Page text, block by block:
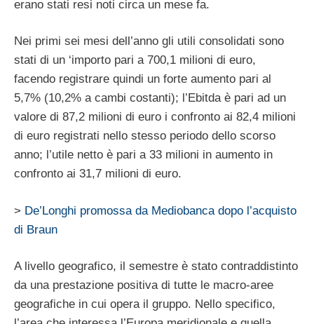
erano stati resi noti circa un mese fa.
Nei primi sei mesi dell’anno gli utili consolidati sono
stati di un ‘importo pari a 700,1 milioni di euro,
facendo registrare quindi un forte aumento pari al
5,7% (10,2% a cambi costanti); l’Ebitda è pari ad un
valore di 87,2 milioni di euro i confronto ai 82,4 milioni
di euro registrati nello stesso periodo dello scorso
anno; l’utile netto è pari a 33 milioni in aumento in
confronto ai 31,7 milioni di euro.
> De’Longhi promossa da Mediobanca dopo l’acquisto
di Braun
A livello geografico, il semestre è stato contraddistinto
da una prestazione positiva di tutte le macro-aree
geografiche in cui opera il gruppo. Nello specifico,